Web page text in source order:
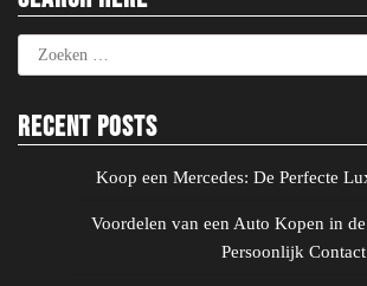
Zoeken
naar:
Recent Posts
Koop een Mercedes: De Perfecte
Voordelen van een Auto Kopen in
Persoonlijk Contact